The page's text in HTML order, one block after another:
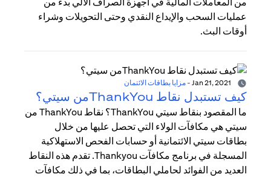
عمليات السحب والإيداع النقدي وحتى التحويلات وشراء
أوقات البث.
- مزايا بطاقات الائتمان
كيف تستبدل نقاط ThankYouمن سيتي؟
ما المقصود بنقاط سيتي ThankYou؟ نقاط ThankYou من
سيتي هي مكافآت الولاء التي تحصل عليها من خلال
بطاقات سيتي الائتمانية أو حسابات الفحص الاستهلاكية
المسجلة في برنامج مكافآت Thankyou. تقدم هذه النقاط
العديد من الفوائد لحاملي البطاقات، بما في ذلك مكافآت